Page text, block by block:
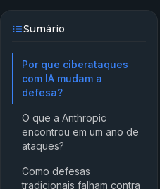
Sumário
Por que ciberataques
com IA mudam a
defesa?
O que a Anthropic
encontrou em um ano de
ataques?
Como defesas
tradicionais falham contra